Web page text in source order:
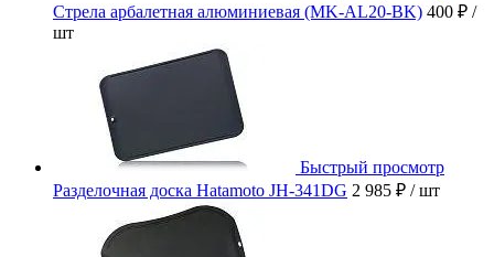
Стрела арбалетная алюминиевая (MK-AL20-BK) 400 ₽ /
шт
Быстрый просмотр
Разделочная доска Hatamoto JH-341DG 2 985 ₽ / шт